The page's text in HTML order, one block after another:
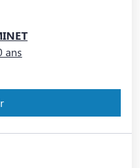
ans